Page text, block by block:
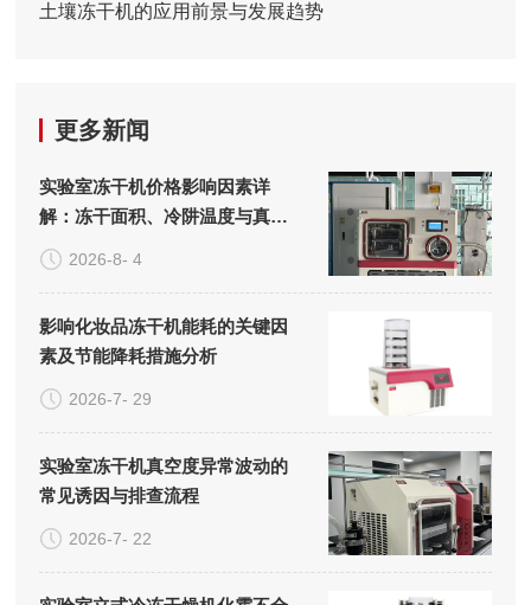
土壤冻干机的应用前景与发展趋势
更多新闻
实验室冻干机价格影响因素详
解：冻干面积、冷阱温度与真空
系统的成本构成
2026-8- 4
影响化妆品冻干机能耗的关键因
素及节能降耗措施分析
2026-7- 29
实验室冻干机真空度异常波动的
常见诱因与排查流程
2026-7- 22